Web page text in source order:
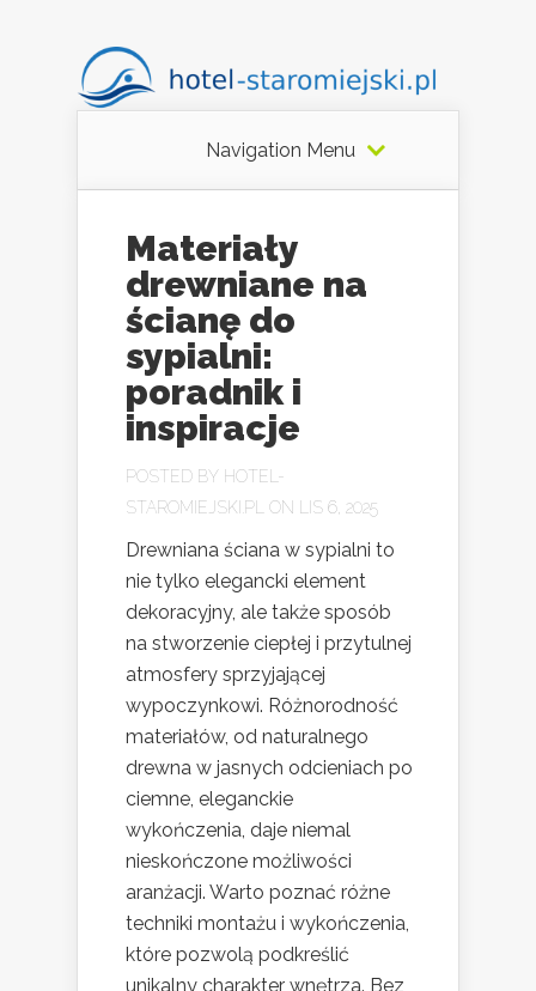
Navigation Menu
Materiały
drewniane na
ścianę do
sypialni:
poradnik i
inspiracje
POSTED BY HOTEL-
STAROMIEJSKI.PL
ON LIS 6, 2025
Drewniana ściana w sypialni to
nie tylko elegancki element
dekoracyjny, ale także sposób
na stworzenie ciepłej i przytulnej
atmosfery sprzyjającej
wypoczynkowi. Różnorodność
materiałów, od naturalnego
drewna w jasnych odcieniach po
ciemne, eleganckie
wykończenia, daje niemal
nieskończone możliwości
aranżacji. Warto poznać różne
techniki montażu i wykończenia,
które pozwolą podkreślić
unikalny charakter wnętrza. Bez